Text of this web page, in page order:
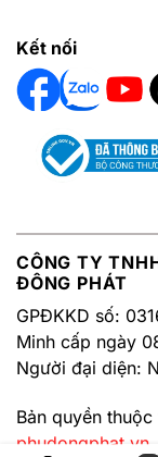
Kết nối
CÔNG TY
ĐÔNG PHÁT
GPĐKKD số:
Minh cấp ngày
Người đại diện:
Bản quyền thuộc
phudongphat.vn